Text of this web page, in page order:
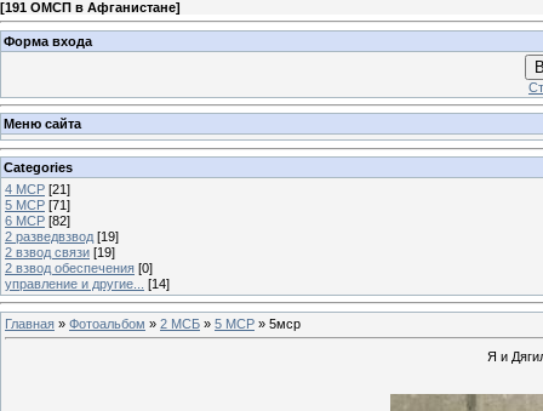
[191 ОМСП в Афганистане]
Форма входа
Меню сайта
Categories
4 МСР [21]
5 МСР [71]
6 МСР [82]
2 разведвзвод [19]
2 взвод связи [19]
2 взвод обеспечения [0]
управление и другие...
[14]
Главная » Фотоальбом » 2 МСБ » 5 МСР » 5мср
Я и